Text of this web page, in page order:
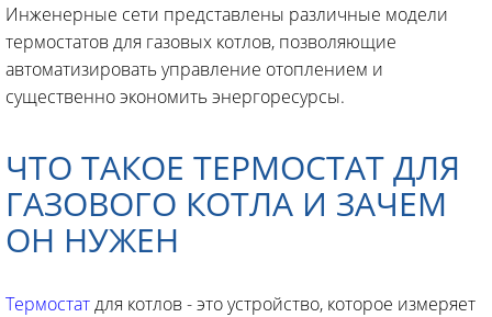
Инженерные сети представлены различные модели
термостатов для газовых котлов, позволяющие
автоматизировать управление отоплением и
существенно экономить энергоресурсы.
ЧТО ТАКОЕ ТЕРМОСТАТ ДЛЯ
ГАЗОВОГО КОТЛА И ЗАЧЕМ
ОН НУЖЕН
Термостатдля котлов - это устройство, которое измеряет